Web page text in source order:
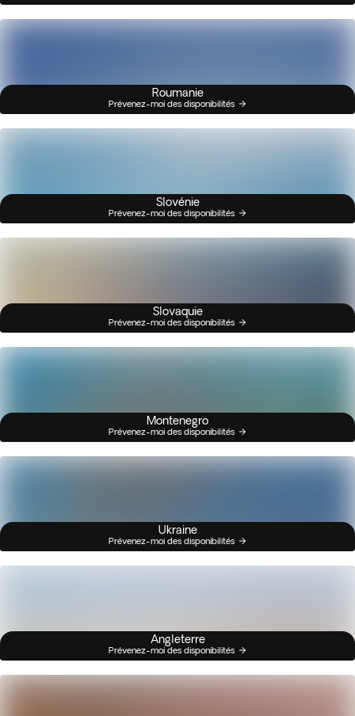
Roumanie
Prévenez-moi des disponibilités
Slovénie
Prévenez-moi des disponibilités
Slovaquie
Prévenez-moi des disponibilités
Montenegro
Prévenez-moi des disponibilités
Ukraine
Prévenez-moi des disponibilités
Angleterre
Prévenez-moi des disponibilités